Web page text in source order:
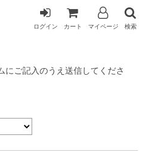
ログイン カート マイページ 検索
にご記入のうえ送信してくださ